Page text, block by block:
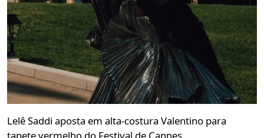
Lelê Saddi aposta em alta-costura Valentino para